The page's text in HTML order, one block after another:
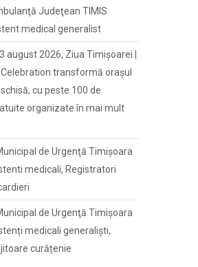
Judeţean TIMIS
medical generalist
august 2026, Ziua Timișoarei |
transformă orașul
cu peste 100 de
organizate în mai mult
de Urgenţă Timişoara
medicali, Registratori
de Urgenţă Timişoara
medicali generaliști,
curățenie